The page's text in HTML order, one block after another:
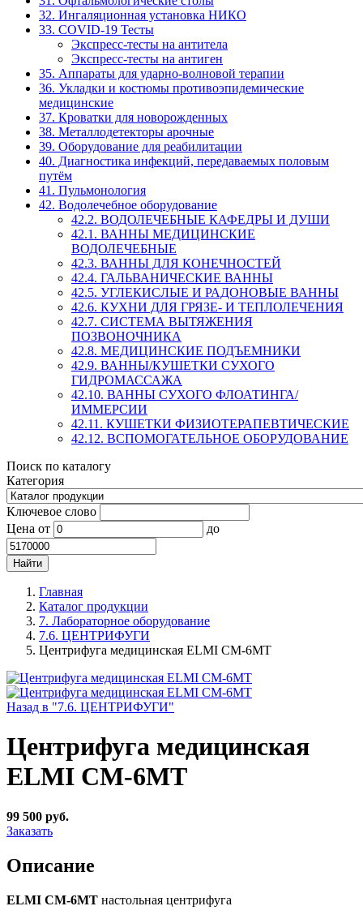
32. Ингаляционная установка НИКО
33. COVID-19 Тесты
Экспресс-тесты на антитела
Экспресс-тесты на антиген
35. Аппараты для ударно-волновой терапии
36. Укладки и костюмы противоэпидемические
медицинские
37. Кроватки для новорожденных
38. Металлодетекторы арочные
39. Оборудование для реабилитации
40. Диагностика инфекций, передаваемых половым
путём
41. Пульмонология
42. Водолечебное оборудование
42.2. ВОДОЛЕЧЕБНЫЕ КАФЕДРЫ И ДУШИ
42.1. ВАННЫ МЕДИЦИНСКИЕ
ВОДОЛЕЧЕБНЫЕ
42.3. ВАННЫ ДЛЯ КОНЕЧНОСТЕЙ
42.4. ГАЛЬВАНИЧЕСКИЕ ВАННЫ
42.5. УГЛЕКИСЛЫЕ И РАДОНОВЫЕ ВАННЫ
42.6. КУХНИ ДЛЯ ГРЯЗЕ- И ТЕПЛОЛЕЧЕНИЯ
42.7. СИСТЕМА ВЫТЯЖЕНИЯ
ПОЗВОНОЧНИКА
42.8. МЕДИЦИНСКИЕ ПОДЪЕМНИКИ
42.9. ВАННЫ/КУШЕТКИ СУХОГО
ГИДРОМАССАЖА
42.10. ВАННЫ СУХОГО ФЛОАТИНГА/
ИММЕРСИИ
42.11. КУШЕТКИ ФИЗИОТЕРАПЕВТИЧЕСКИЕ
42.12. ВСПОМОГАТЕЛЬНОЕ ОБОРУДОВАНИЕ
Поиск по каталогу
Категория
Ключевое слово
Цена от до
Главная
Каталог продукции
7. Лабораторное оборудование
7.6. ЦЕНТРИФУГИ
Центрифуга медицинская ELMI CM-6MT
Назад в "7.6. ЦЕНТРИФУГИ"
Центрифуга медицинская
ELMI CM-6MT
99 500 руб.
Заказать
Описание
ELMI CM-6MT настольная центрифуга